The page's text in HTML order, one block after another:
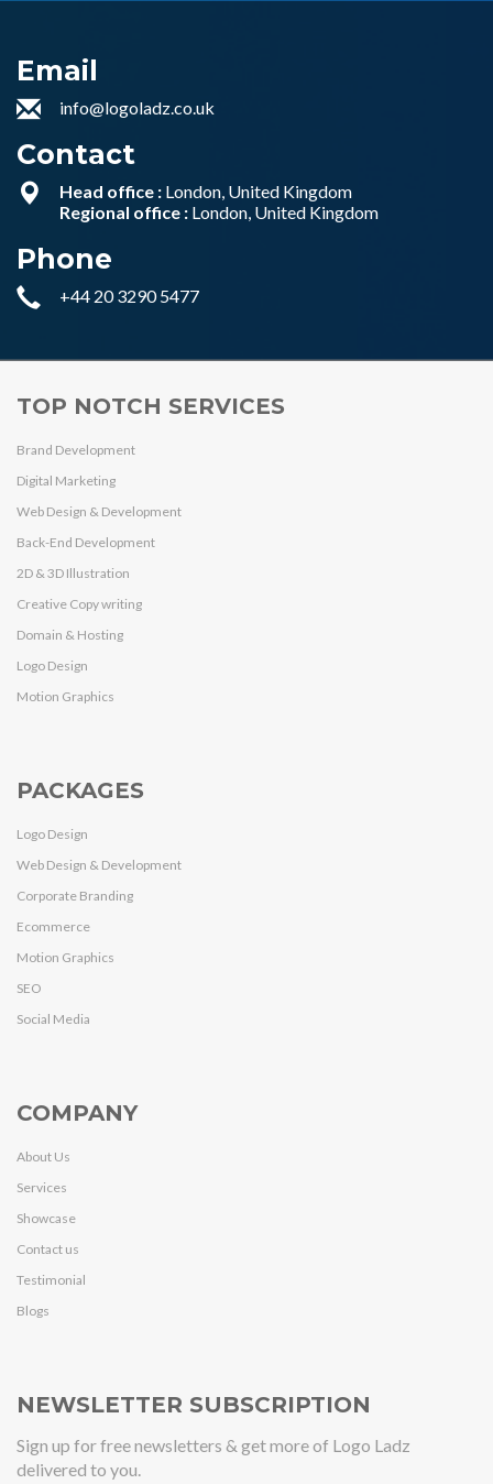
Email
info@logoladz.co.uk
Contact
Head office : London, United Kingdom
Regional office : London, United Kingdom
Phone
+44 20 3290 5477
TOP NOTCH SERVICES
Brand Development
Digital Marketing
Web Design & Development
Back-End Development
2D & 3D Illustration
Creative Copy writing
Domain & Hosting
Logo Design
Motion Graphics
PACKAGES
Logo Design
Web Design & Development
Corporate Branding
Ecommerce
Motion Graphics
SEO
Social Media
COMPANY
About Us
Services
Showcase
Contact us
Testimonial
Blogs
NEWSLETTER SUBSCRIPTION
Sign up for free newsletters & get more of Logo Ladz
delivered to you.